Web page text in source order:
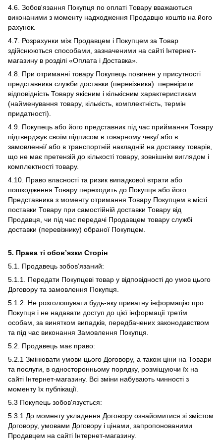
4.6. Зобов'язання Покупця по оплаті Товару вважаються
виконаними з моменту надходження Продавцю коштів на його
рахунок.
4.7. Розрахунки між Продавцем і Покупцем за Товар
здійснюються способами, зазначеними на сайті Інтернет-
магазину в розділі «Оплата і Доставка».
4.8. При отриманні товару Покупець повинен у присутності
представника служби доставки (перевізника) перевірити
відповідність Товару якісним і кількісним характеристикам
(найменування товару, кількість, комплектність, термін
придатності).
4.9. Покупець або його представник під час приймання Товару
підтверджує своїм підписом в товарному чеку/ або в
замовленні/ або в транспортній накладній на доставку товарів,
що не має претензій до кількості товару, зовнішнім виглядом і
комплектності товару.
4.10. Право власності та ризик випадкової втрати або
пошкодження Товару переходить до Покупця або його
Представника з моменту отримання Товару Покупцем в місті
поставки Товару при самостійній доставки Товару від
Продавця, чи під час передачі Продавцем товару службі
доставки (перевізнику) обраної Покупцем.
5. Права ті обов’язки Сторін
5.1. Продавець зобов’язаний:
5.1.1. Передати Покупцеві товар у відповідності до умов цього
Договору та замовлення Покупця.
5.1.2. Не розголошувати будь-яку приватну інформацію про
Покупця і не надавати доступ до цієї інформації третім
особам, за винятком випадків, передбачених законодавством
та під час виконання Замовлення Покупця.
5.2. Продавець має право:
5.2.1 Змінювати умови цього Договору, а також ціни на Товари
та послуги, в односторонньому порядку, розміщуючи їх на
сайті Інтернет-магазину. Всі зміни набувають чинності з
моменту їх публікації.
5.3 Покупець зобов'язується:
5.3.1 До моменту укладення Договору ознайомитися зі змістом
Договору, умовами Договору і цінами, запропонованими
Продавцем на сайті Інтернет-магазину.